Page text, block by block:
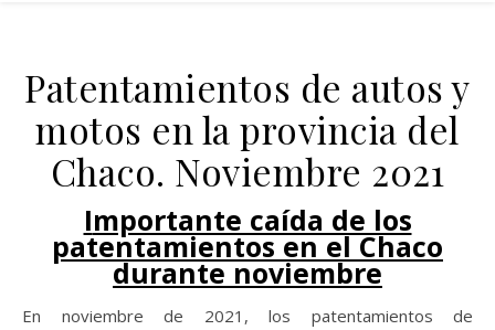
Patentamientos de autos y
motos en la provincia del
Chaco. Noviembre 2021
Importante caída de los
patentamientos en el Chaco
durante noviembre
En noviembre de 2021, los patentamientos de